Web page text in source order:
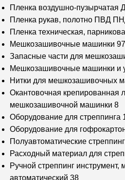
Пленка воздушно-
Пленка рукав, полотно ПВД
Пленка техническая,
Мешкозашивочные машинки 97
Запасные части для
Мешкозашивочные машинки и
Нитки для мешкозашивочных
Окантовочная крепированная
мешкозашивочной машинки 8
Оборудование для стреппинга
Оборудование для
Полуавтоматические
Расходный материал для
Ручной стреппинг инструмент,
автоматический 38